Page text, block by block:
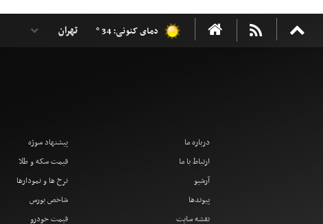
دمای کنونی: 34 °
درباره ما
ارتباط با ما
آرشیو
پیوندها
نقشه سایت
پیشنهاد سوژه
قیمت سکه و طلا
نرخ ها و نمودارها
شاخص بورس
قیمت خودرو